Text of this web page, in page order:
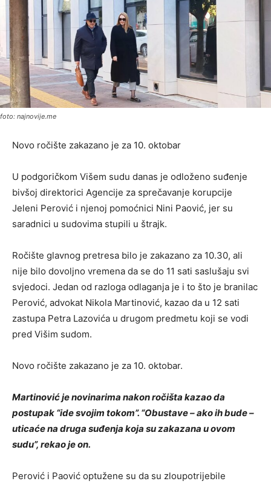
foto: najnovije.me
Novo ročište zakazano je za 10. oktobar
U podgoričkom Višem sudu danas je odloženo suđenje
bivšoj direktorici Agencije za sprečavanje korupcije
Jeleni Perović i njenoj pomoćnici Nini Paović, jer su
saradnici u sudovima stupili u štrajk.
Ročište glavnog pretresa bilo je zakazano za 10.30, ali
nije bilo dovoljno vremena da se do 11 sati saslušaju svi
svjedoci. Jedan od razloga odlaganja je i to što je branilac
Perović, advokat Nikola Martinović, kazao da u 12 sati
zastupa Petra Lazovića u drugom predmetu koji se vodi
pred Višim sudom.
Novo ročište zakazano je za 10. oktobar.
Martinović je novinarima nakon ročišta kazao da
postupak “ide svojim tokom”. “Obustave – ako ih bude –
uticaće na druga suđenja koja su zakazana u ovom
sudu”, rekao je on.
Perović i Paović optužene su da su zloupotrijebile